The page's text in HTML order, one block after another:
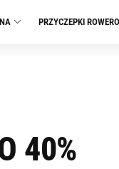
PRZYCZEPKI
40%